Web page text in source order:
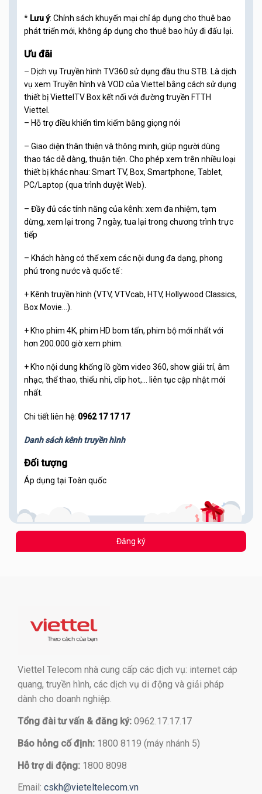
Đăng ký
* Lưu ý: Chính sách khuyến mại chỉ áp dụng cho thuê bao
phát triển mới, không áp dụng cho thuê bao hủy đi đấu lại.
Ưu đãi
– Dịch vụ Truyền hình TV360 sử dụng đầu thu STB: Là dịch
vụ xem Truyền hình và VOD của Viettel bằng cách sử dụng
thiết bị ViettelTV Box kết nối với đường truyền FTTH
Viettel.
– Hỗ trợ điều khiển tìm kiếm bằng giọng nói
– Giao diện thân thiện và thông minh, giúp người dùng
thao tác dễ dàng, thuận tiện. Cho phép xem trên nhiều loại
thiết bị khác nhau: Smart TV, Box, Smartphone, Tablet,
PC/Laptop (qua trình duyệt Web).
– Đầy đủ các tính năng của kênh: xem đa nhiệm, tạm
dừng, xem lại trong 7 ngày, tua lại trong chương trình trực
tiếp
– Khách hàng có thể xem các nội dung đa dạng, phong
phú trong nước và quốc tế :
+ Kênh truyền hình (VTV, VTVcab, HTV, Hollywood Classics,
Box Movie…).
+ Kho phim 4K, phim HD bom tấn, phim bộ mới nhất với
hơn 200.000 giờ xem phim.
+ Kho nội dung khổng lồ gồm video 360, show giải trí, âm
nhạc, thể thao, thiếu nhi, clip hot,… liên tục cập nhật mới
nhất.
Chi tiết liên hệ: 0962 17 17 17
Danh sách kênh truyền hình
Đối tượng
Áp dụng tại Toàn quốc
Viettel Telecom nhà cung cấp các dịch vụ: internet cáp
quang, truyền hình, các dịch vụ di động và giải pháp
dành cho doanh nghiệp.
Tổng đài tư vấn & đăng ký: 0962.17.17.17
Báo hỏng cố định: 1800 8119 (máy nhánh 5)
Hỗ trợ di động: 1800 8098
Email: cskh@vieteltelecom.vn